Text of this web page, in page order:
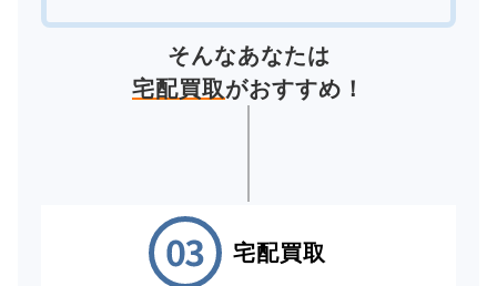
そんなあなたは
宅配買取がおすすめ！
宅配買取